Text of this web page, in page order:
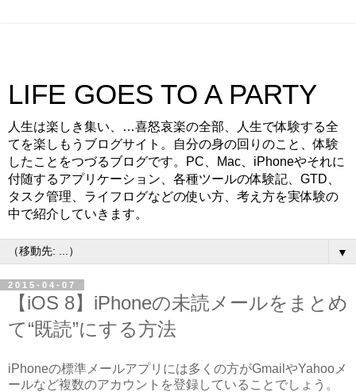
LIFE GOES TO A PARTY
人生は楽しき集い、…喜怒哀楽の全部、人生で体験する全
てを楽しもうブログサイト。自分の身の回りのこと、体験
したことをつづるブログです。PC、Mac、iPhoneやそれに
付随するアプリケーション、各種ツールの体験記、GTD、
タスク管理、ライフログなどの使い方、考え方を実体験の
中で紹介していきます。
▼
2015-04-07
【iOS 8】iPhoneの未読メールをまとめ
て“既読”にする方法
iPhoneの標準メールアプリには多くの方がGmailやYahooメ
ールなど複数のアカウントを登録していることでしょう。